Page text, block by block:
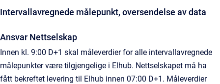
Intervallavregnede målepunkt, oversendelse av data
Ansvar Nettselskap
Innen kl. 9:00 D+1 skal måleverdier for alle intervallavregnede
målepunkter være tilgjengelige i Elhub. Nettselskapet må ha
fått bekreftet levering til Elhub innen 07:00 D+1. Måleverdier